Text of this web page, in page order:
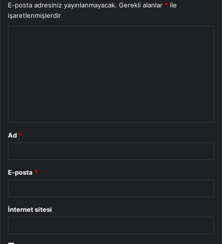
E-posta adresiniz yayınlanmayacak. Gerekli alanlar * ile
işaretlenmişlerdir
Ad *
E-posta *
İnternet sitesi